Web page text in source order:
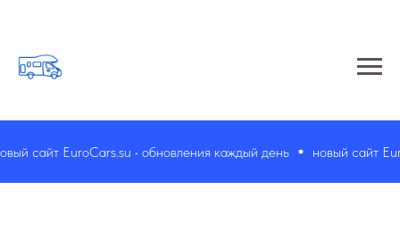
сайт EuroCars.su • обновления каждый день новый сайт